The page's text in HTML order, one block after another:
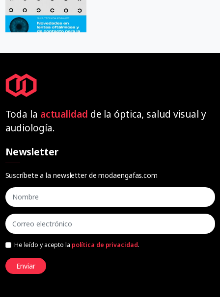
Toda la actualidad de la óptica, salud visual y
audiología.
Newsletter
Suscríbete a la newsletter de modaengafas.com
He leído y acepto la política de privacidad.
Enviar